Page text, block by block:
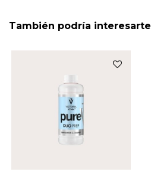
También podría interesarte